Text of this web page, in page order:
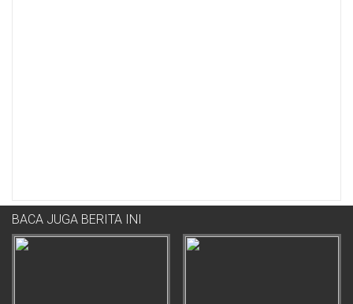
BACA JUGA BERITA INI